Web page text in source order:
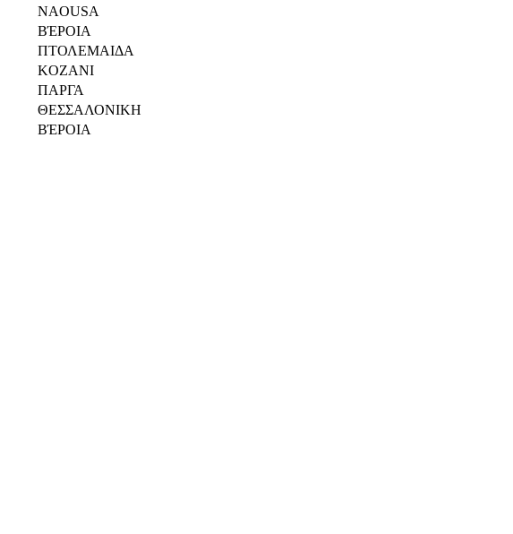
NAOUSA
ΒΈΡΟΙΑ
ΠΤΟΛΕΜΑΙΔΑ
KOZANI
ΠΑΡΓΑ
ΘΕΣΣΑΛΟΝΙΚΗ
ΒΈΡΟΙΑ